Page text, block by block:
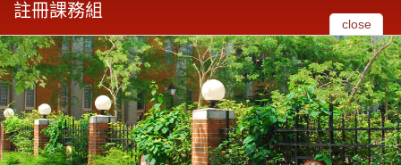
註冊課務組
close